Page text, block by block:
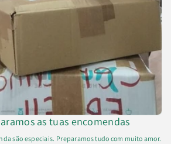
as tuas encomendas
são especiais. Preparamos tudo com muito amor.